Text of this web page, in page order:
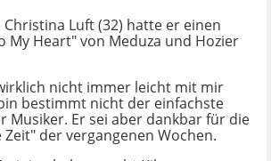
Luft (32) hatte er einen
My Heart" von Meduza und Hozier
nicht immer leicht mit mir
bestimmt nicht der einfachste
Musiker. Er sei aber dankbar für die
der vergangenen Wochen.